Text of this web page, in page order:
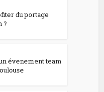
du portage
?
évenement team